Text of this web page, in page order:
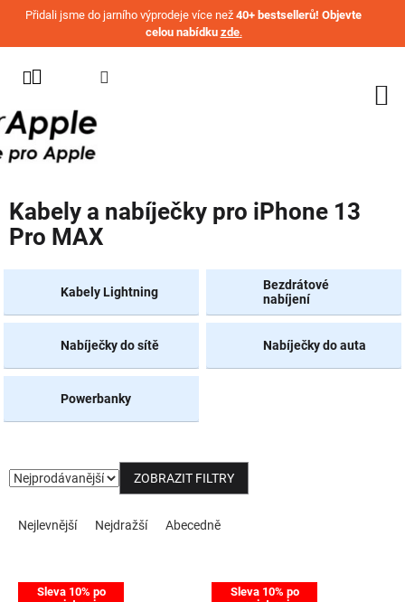
Přejít na obsah
Přidali jsme do jarního výprodeje více než 40+ bestsellerů! Objevte
celou nabídku zde.
IPHONE
MACBOOK
AIRPODS
AIRTAG
OSTATNÍ
ZNAČKY
%
ZBOŽÍ
Kabely a nabíječky pro iPhone 13
Pro MAX
Kabely Lightning
Bezdrátové
nabíjení
Nabíječky do sítě Nabíječky do auta
Powerbanky
ZOBRAZIT FILTRY
Nejlevnější Nejdražší Abecedně
Výpis produktů
Sleva 10% po
Sleva 10% po